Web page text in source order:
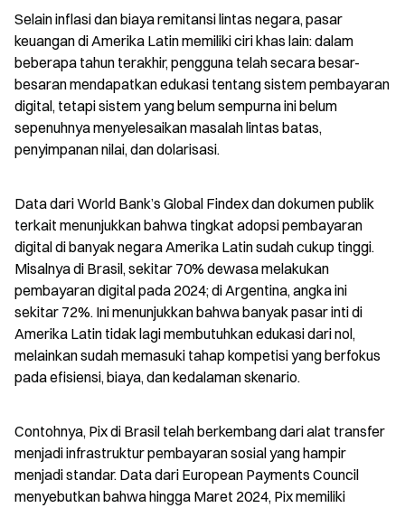
Selain inflasi dan biaya remitansi lintas negara, pasar
keuangan di Amerika Latin memiliki ciri khas lain: dalam
beberapa tahun terakhir, pengguna telah secara besar-
besaran mendapatkan edukasi tentang sistem pembayaran
digital, tetapi sistem yang belum sempurna ini belum
sepenuhnya menyelesaikan masalah lintas batas,
penyimpanan nilai, dan dolarisasi.
Data dari World Bank’s Global Findex dan dokumen publik
terkait menunjukkan bahwa tingkat adopsi pembayaran
digital di banyak negara Amerika Latin sudah cukup tinggi.
Misalnya di Brasil, sekitar 70% dewasa melakukan
pembayaran digital pada 2024; di Argentina, angka ini
sekitar 72%. Ini menunjukkan bahwa banyak pasar inti di
Amerika Latin tidak lagi membutuhkan edukasi dari nol,
melainkan sudah memasuki tahap kompetisi yang berfokus
pada efisiensi, biaya, dan kedalaman skenario.
Contohnya, Pix di Brasil telah berkembang dari alat transfer
menjadi infrastruktur pembayaran sosial yang hampir
menjadi standar. Data dari European Payments Council
menyebutkan bahwa hingga Maret 2024, Pix memiliki